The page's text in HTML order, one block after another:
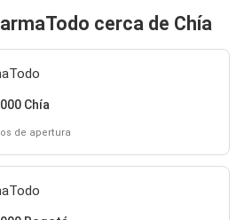
cerca de Chía
Chía
de apertura